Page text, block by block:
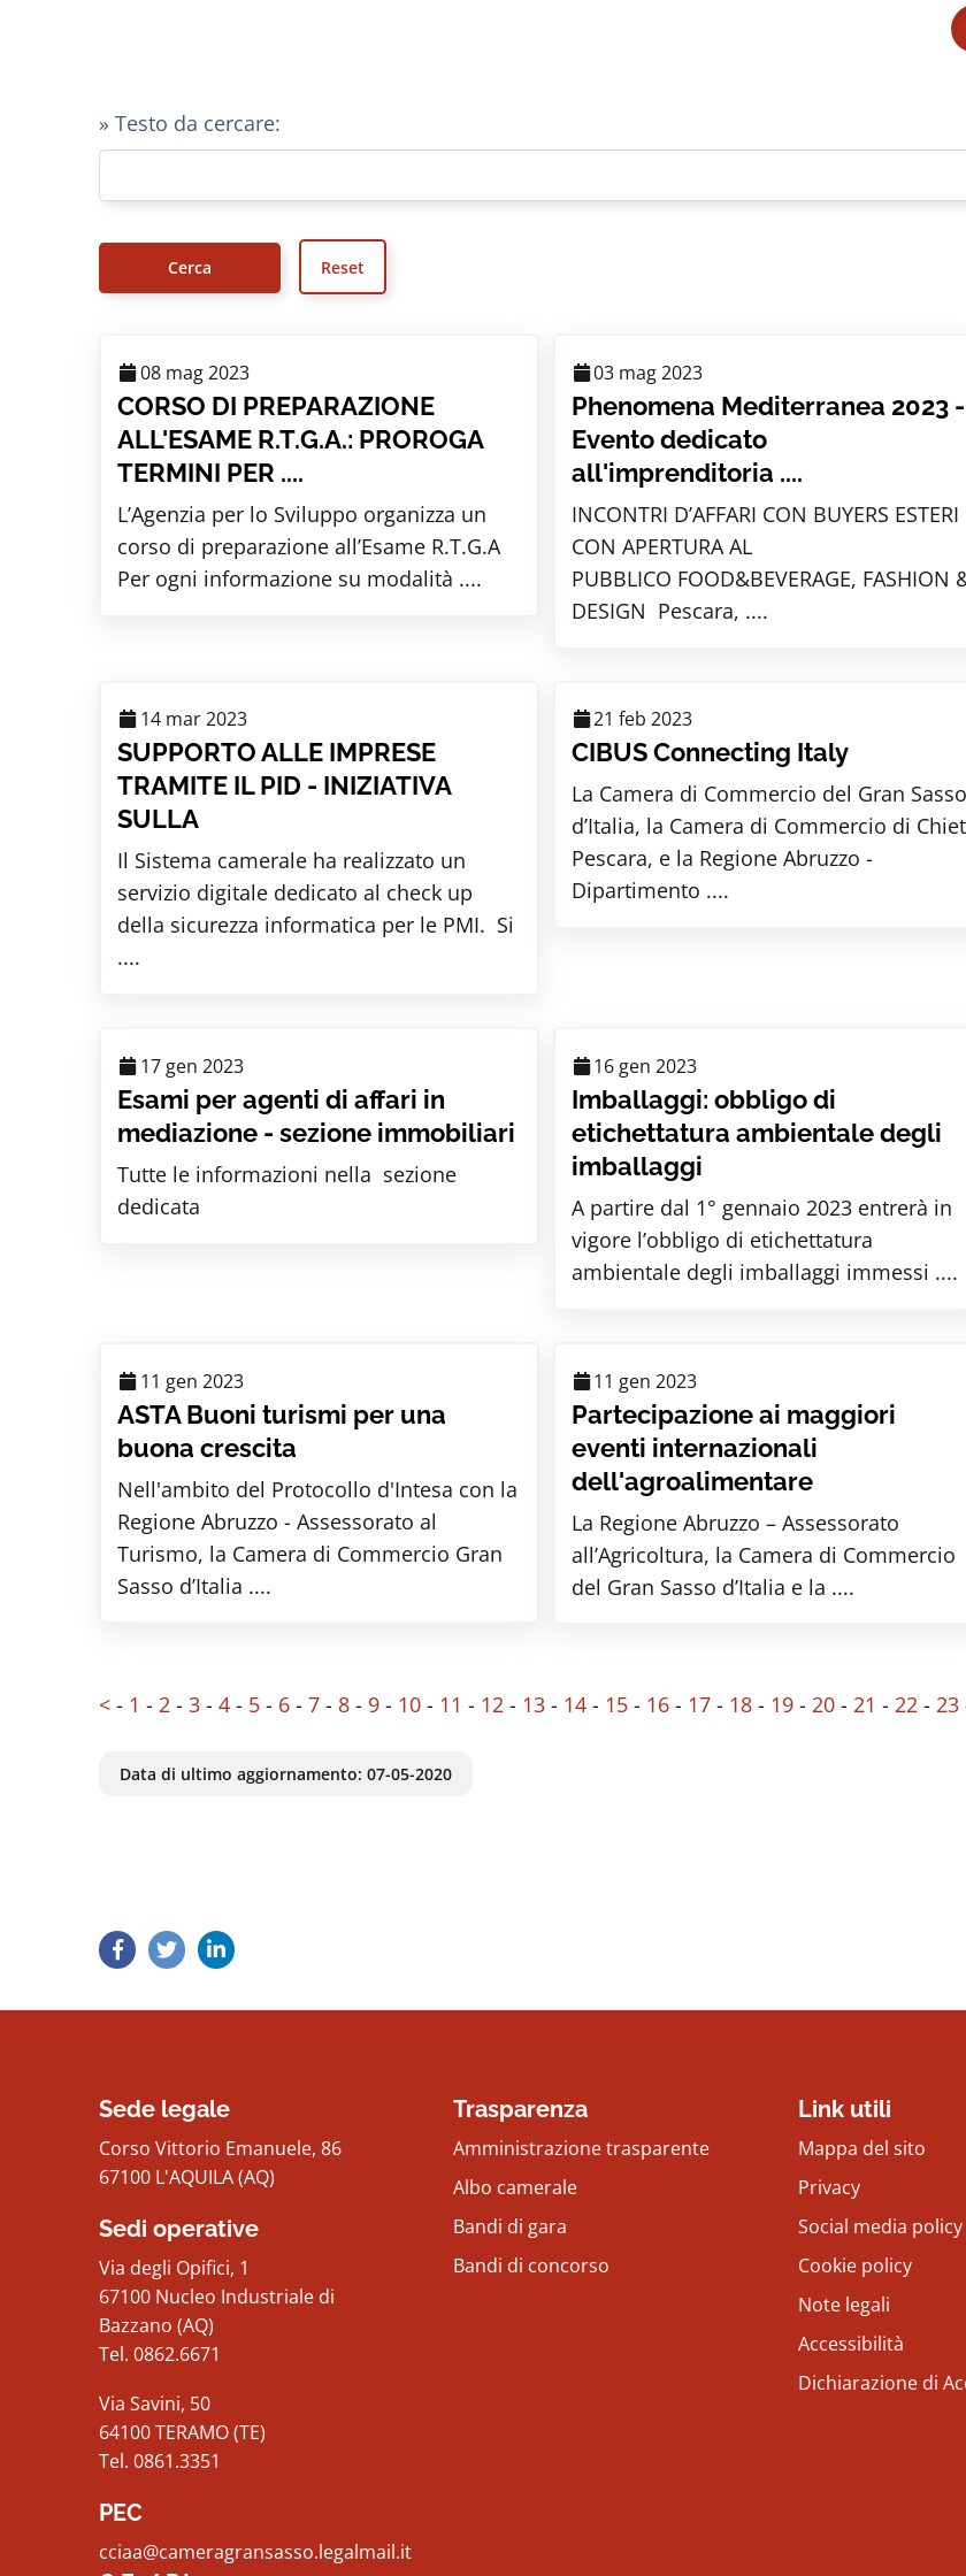
» Testo da cercare:
08 mag 2023
CORSO DI PREPARAZIONE
ALL'ESAME R.T.G.A.: PROROGA
TERMINI PER ....
L’Agenzia per lo Sviluppo organizza un
corso di preparazione all’Esame R.T.G.A
Per ogni informazione su modalità ....
03 mag 2023
Phenomena Mediterranea 2023 -
Evento dedicato
all'imprenditoria ....
INCONTRI D’AFFARI CON BUYERS ESTERI
CON APERTURA AL
PUBBLICO FOOD&BEVERAGE, FASHION
DESIGN Pescara, ....
14 mar 2023
SUPPORTO ALLE IMPRESE
TRAMITE IL PID - INIZIATIVA
SULLA
Il Sistema camerale ha realizzato un
servizio digitale dedicato al check up
della sicurezza informatica per le PMI. Si
....
21 feb 2023
CIBUS Connecting Italy
La Camera di Commercio del Gran Sasso
d’Italia, la Camera di Commercio di
Pescara, e la Regione Abruzzo -
Dipartimento ....
17 gen 2023
Esami per agenti di affari in
mediazione - sezione immobiliari
Tutte le informazioni nella sezione
dedicata
16 gen 2023
Imballaggi: obbligo di
etichettatura ambientale degli
imballaggi
A partire dal 1° gennaio 2023 entrerà in
vigore l’obbligo di etichettatura
ambientale degli imballaggi immessi ....
11 gen 2023
ASTA Buoni turismi per una
buona crescita
Nell'ambito del Protocollo d'Intesa con la
Regione Abruzzo - Assessorato al
Turismo, la Camera di Commercio Gran
Sasso d’Italia ....
11 gen 2023
Partecipazione ai maggiori
eventi internazionali
dell'agroalimentare
La Regione Abruzzo – Assessorato
all’Agricoltura, la Camera di Commercio
del Gran Sasso d’Italia e la ....
< - 1 - 2 - 3 - 4 - 5 - 6 - 7 - 8 - 9 - 10 - 11 - 12 - 13 - 14 - 15 - 16 - 17 - 18 - 19 - 20 - 21 - 22 - 23
Data di ultimo aggiornamento: 07-05-2020
Sede legale
Corso Vittorio Emanuele, 86
67100 L'AQUILA (AQ)
Sedi operative
Via degli Opifici, 1
67100 Nucleo Industriale di
Bazzano (AQ)
Tel. 0862.6671
Via Savini, 50
64100 TERAMO (TE)
Tel. 0861.3351
PEC
cciaa@cameragransasso.legalmail.it
Trasparenza
Amministrazione trasparente
Albo camerale
Bandi di gara
Bandi di concorso
Link utili
Mappa del sito
Privacy
Social media policy
Cookie policy
Note legali
Accessibilità
Dichiarazione di